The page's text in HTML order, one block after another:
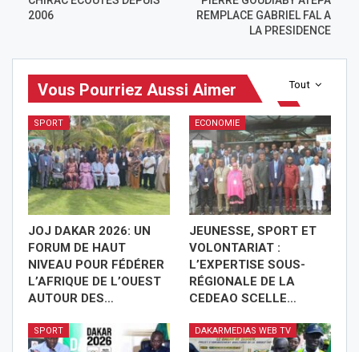
2006
REMPLACE GABRIEL FAL A
LA PRESIDENCE
Tout
Vous Pourriez Aussi Aimer
SPORT
JOJ DAKAR 2026: UN
FORUM DE HAUT
NIVEAU POUR FÉDÉRER
L’AFRIQUE DE L’OUEST
AUTOUR DES…
ECONOMIE
JEUNESSE, SPORT ET
VOLONTARIAT :
L’EXPERTISE SOUS-
RÉGIONALE DE LA
CEDEAO SCELLE…
SPORT DAKARMEDIAS WEB TV